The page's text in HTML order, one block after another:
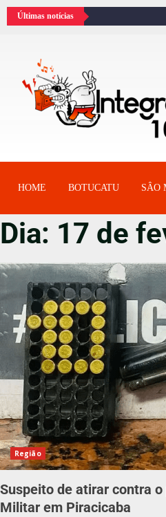
Últimas notícias
HOME BOTUCATU SÂO
Dia: 17 de
Região
Suspeito de atirar contra
Militar em Piracicaba